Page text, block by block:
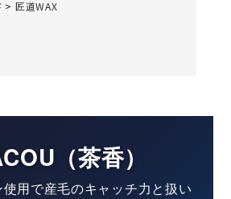
> 匠道WAX
（茶香）
用で産毛のキャッチ力と扱い